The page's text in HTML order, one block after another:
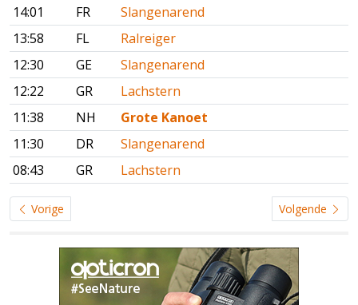
14:01
FR
Slangenarend
13:58
FL
Ralreiger
12:30
GE
Slangenarend
12:22
GR
Lachstern
11:38
NH
Grote Kanoet
11:30
DR
Slangenarend
08:43
GR Lachstern
Vorige Volgende